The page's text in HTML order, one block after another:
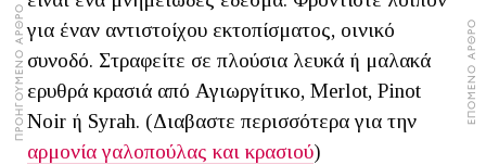
ΠΡΟΗΓΟΥΜΕΝΟ ΑΡΘΡΟ ΕΠΟΜΕΝΟ ΑΡΘΡΟ
για έναν αντιστοίχου εκτοπίσματος, οινικό
συνοδό. Στραφείτε σε πλούσια λευκά ή μαλακά
ερυθρά κρασιά από Αγιωργίτικο, Merlot, Pinot
Noir ή Syrah. (Διαβαστε περισσότερα για την
αρμονία γαλοπούλας και κρασιού)